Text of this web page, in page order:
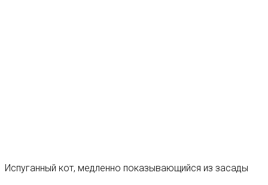
Испуганный кот, медленно показывающийся из засады